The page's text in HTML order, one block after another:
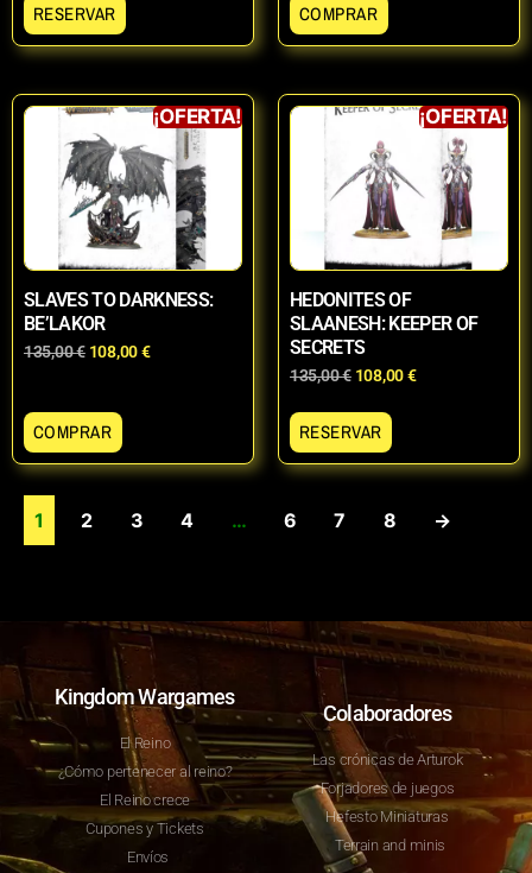
RESERVAR COMPRAR
¡OFERTA!
SLAVES TO DARKNESS:
BE’LAKOR
135,00€ 108,00€
COMPRAR
¡OFERTA!
HEDONITES OF
SLAANESH: KEEPER OF
SECRETS
135,00€ 108,00€
RESERVAR
1 2 3 4 … 6 7 8 →
Kingdom Wargames
El Reino
¿Cómo pertenecer al reino?
El Reino crece
Cupones y Tickets
Envíos
Colaboradores
Las crónicas de Arturok
Forjadores de juegos
Hefesto Miniaturas
Terrain and minis